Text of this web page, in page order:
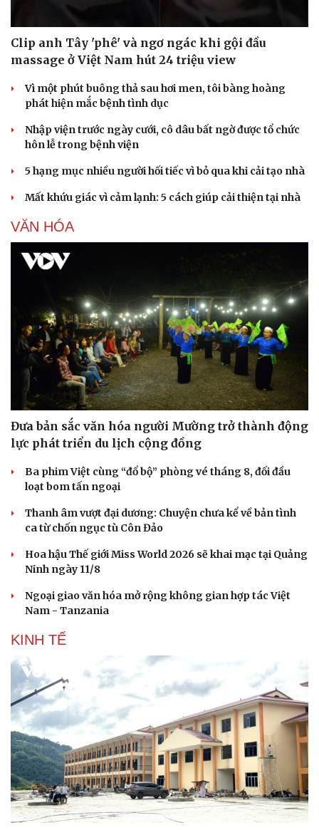
Doanh nghiệp
Thông tin doanh nghiệp
Doanh nghiệp 24h
Vì cộng đồng
Công nghệ
Sành điệu
Chuyển đổi số
Clip anh Tây 'phê' và ngơ ngác khi gội đầu
massage ở Việt Nam hút 24 triệu view
Vì một phút buông thả sau hơi men, tôi bàng hoàng
phát hiện mắc bệnh tình dục
Nhập viện trước ngày cưới, cô dâu bất ngờ được tổ chức
hôn lễ trong bệnh viện
5 hạng mục nhiều người hối tiếc vì bỏ qua khi cải tạo nhà
Mất khứu giác vì cảm lạnh: 5 cách giúp cải thiện tại nhà
VĂN HÓA
Đưa bản sắc văn hóa người Mường trở thành động
lực phát triển du lịch cộng đồng
Ba phim Việt cùng “đổ bộ” phòng vé tháng 8, đối đầu
loạt bom tấn ngoại
Thanh âm vượt đại dương: Chuyện chưa kể về bản tình
ca từ chốn ngục tù Côn Đảo
Hoa hậu Thế giới Miss World 2026 sẽ khai mạc tại Quảng
Ninh ngày 11/8
Ngoại giao văn hóa mở rộng không gian hợp tác Việt
Nam - Tanzania
KINH TẾ